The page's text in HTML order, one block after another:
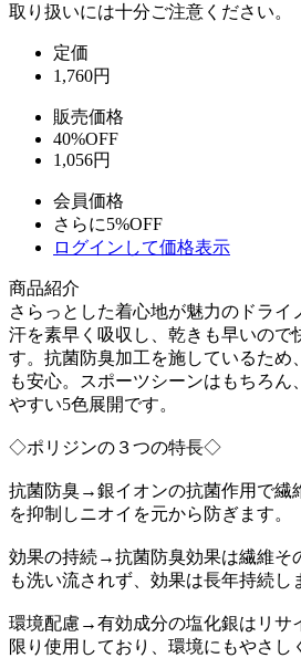
取り扱いには十分ご注意ください。
定価
1,760円
販売価格
40%OFF
1,056円
会員価格
さらに5%OFF
ログインして価格表示
商品紹介
さらっとした着心地が魅力のドライ
汗を素早く吸収し、乾きも早いので
す。抗菌防臭加工を施しているため
も安心。スポーツシーンはもちろん
やすい5色展開です。
◇ポリジンの３つの特長◇
抗菌防臭→銀イオンの抗菌作用で繊
を抑制しニオイを元から防ぎます。
効果の持続→抗菌防臭効果は繊維そ
も洗い流されず、効果は長年持続し
環境配慮→有効成分の塩化銀はリサ
限り使用しており、環境にもやさし